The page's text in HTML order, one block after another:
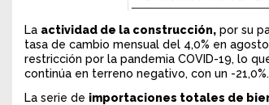
La actividad de la construcción, por su
tasa de cambio mensual del 4,0% en
restricción por la pandemia COVID-19, lo
continúa en terreno negativo, con un -21,0%.
La serie de importaciones totales de